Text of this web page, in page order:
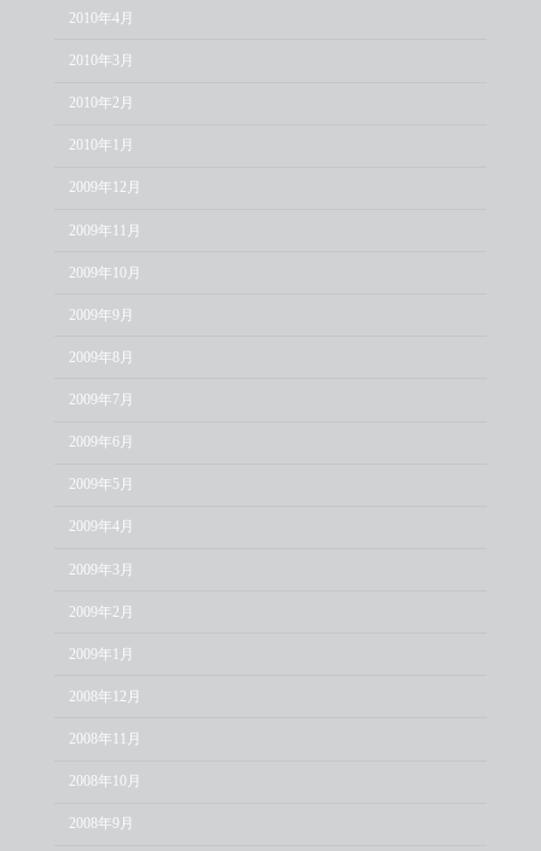
2010年4月
2010年3月
2010年2月
2010年1月
2009年12月
2009年11月
2009年10月
2009年9月
2009年8月
2009年7月
2009年6月
2009年5月
2009年4月
2009年3月
2009年2月
2009年1月
2008年12月
2008年11月
2008年10月
2008年9月